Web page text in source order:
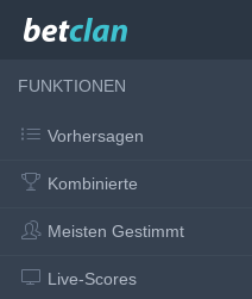
FUNKTIONEN
Vorhersagen
Kombinierte
Meisten Gestimmt
Live-Scores